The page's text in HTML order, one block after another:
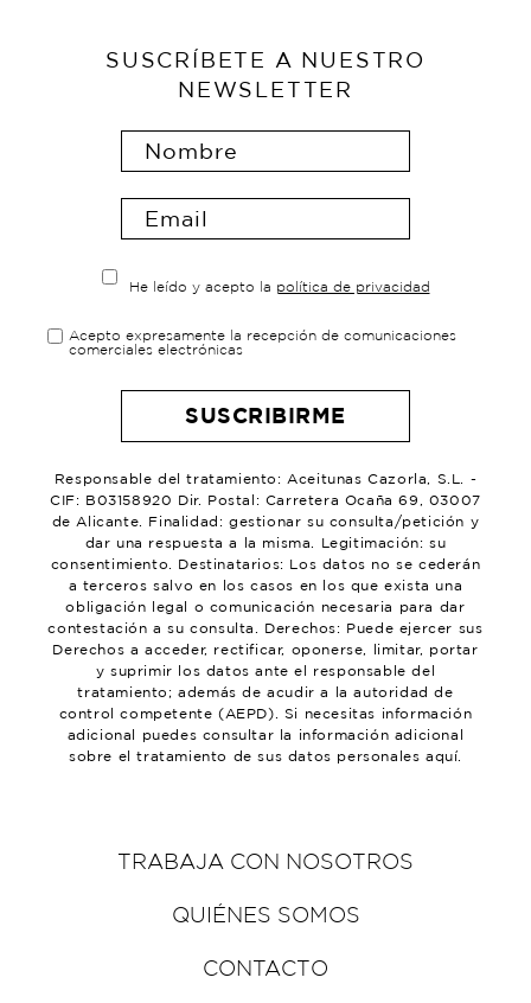
SUSCRÍBETE A NUESTRO
NEWSLETTER
He leído y acepto la política de privacidad
Acepto expresamente la recepción de comunicaciones
comerciales electrónicas
Responsable del tratamiento: Aceitunas Cazorla, S.L. -
CIF: B03158920 Dir. Postal: Carretera Ocaña 69, 03007
de Alicante. Finalidad: gestionar su consulta/petición y
dar una respuesta a la misma. Legitimación: su
consentimiento. Destinatarios: Los datos no se cederán
a terceros salvo en los casos en los que exista una
obligación legal o comunicación necesaria para dar
contestación a su consulta. Derechos: Puede ejercer sus
Derechos a acceder, rectificar, oponerse, limitar, portar
y suprimir los datos ante el responsable del
tratamiento; además de acudir a la autoridad de
control competente (AEPD). Si necesitas información
adicional puedes consultar la información adicional
sobre el tratamiento de sus datos personales aquí.
TRABAJA CON NOSOTROS
QUIÉNES SOMOS
CONTACTO